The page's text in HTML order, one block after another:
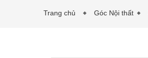
Trang chủ Góc Nội thất